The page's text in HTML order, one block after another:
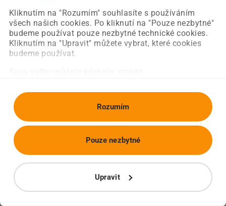
Kliknutím na "Rozumím" souhlasíte s používáním
všech našich cookies. Po kliknutí na "Pouze nezbytné"
budeme používat pouze nezbytné technické cookies.
Kliknutím na "Upravit" můžete vybrat, které cookies
budeme používat.
Rozumím
Upravit
Pouze nezbytné
Obnovit stránku Úvodní strana